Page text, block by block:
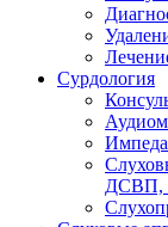
Сурдология
ДСВП,